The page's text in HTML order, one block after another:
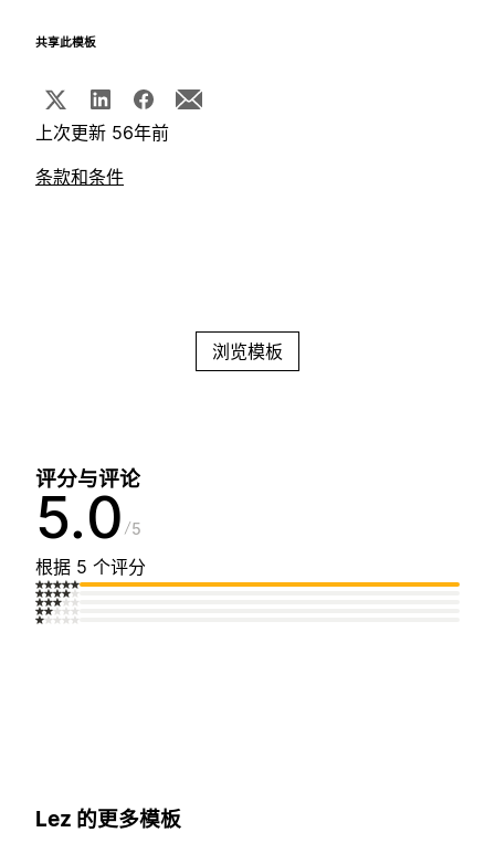
共享此模板
上次更新 56年前
条款和条件
浏览模板
评分与评论
5.0 5
根据 5 个评分
Lez 的更多模板